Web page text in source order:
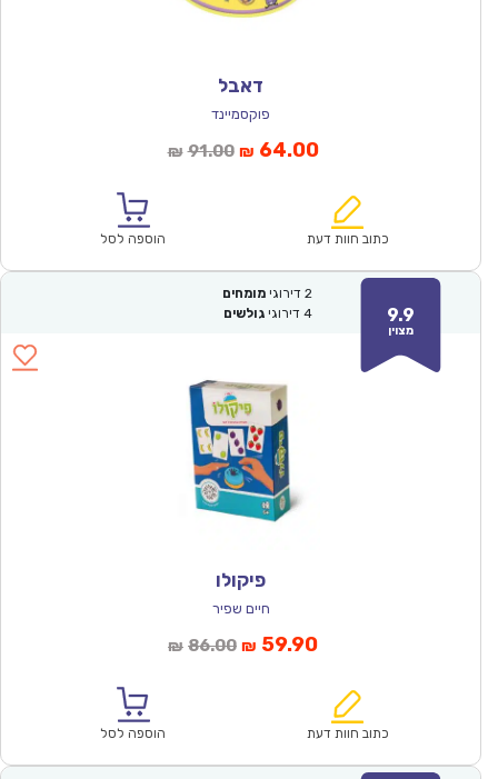
דאבל
פוקסמיינד
₪ 91.00המחיר
₪91.00.
₪ 64.00המחיר
הוא:
כתוב חוות דעת הוספה לסל
9.9
מצוין
2 דירוגי מומחים
4 דירוגי גולשים
פיקולו
חיים שפיר
₪ 86.00המחיר
₪86.00.
₪ 59.90המחיר
הוא:
כתוב חוות דעת הוספה לסל